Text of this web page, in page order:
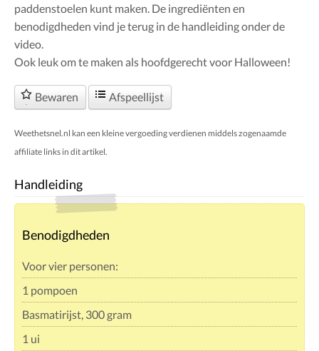
paddenstoelen kunt maken. De ingrediënten en
benodigdheden vind je terug in de handleiding onder de
video.
Ook leuk om te maken als hoofdgerecht voor Halloween!
Bewaren Afspeellijst
Weethetsnel.nl kan een kleine vergoeding verdienen middels zogenaamde
affiliate links in dit artikel.
Handleiding
Benodigdheden
Voor vier personen:
1 pompoen
Basmatirijst, 300 gram
1 ui